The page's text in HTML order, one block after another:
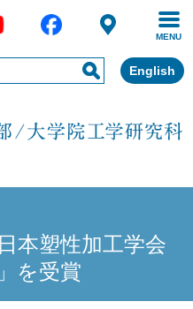
MENU
English
本塑性加工学会
を受賞